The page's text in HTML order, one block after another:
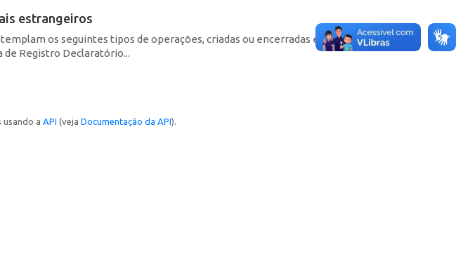
estrangeiros
os seguintes tipos de operações, criadas ou encerradas em cada
Registro Declaratório...
usando a API (veja Documentação da API).